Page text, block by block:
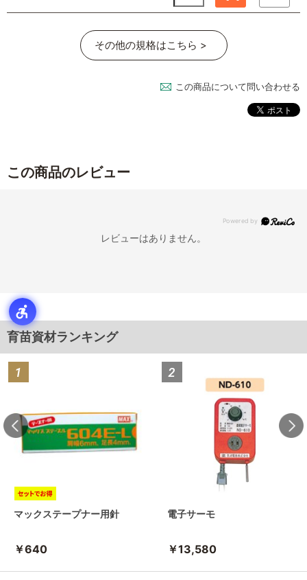
その他の規格はこちら >
この商品について問い合わせる
この商品のレビュー
レビューはありません。
育苗資材ランキング
マックステープナー用針
￥640
電子サーモ
￥13,580